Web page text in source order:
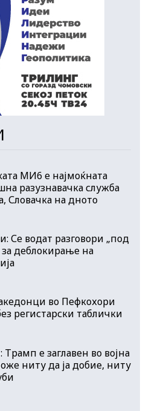
МИ6 е најмоќната
разузнавачка служба
Словачка на дното
Се водат разговори „под
за деблокирање на
во Пефкохори
регистарски таблички
е заглавен во војна
ниту да ја добие, ниту